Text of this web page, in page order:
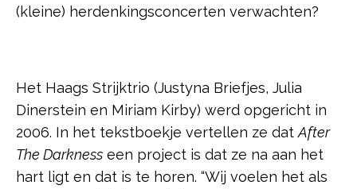
(kleine) herdenkingsconcerten verwachten?
Het Haags Strijktrio (Justyna Briefjes, Julia
Dinerstein en Miriam Kirby) werd opgericht in
2006. In het tekstboekje vertellen ze dat After
The Darkness een project is dat ze na aan het
hart ligt en dat is te horen. “Wij voelen het als